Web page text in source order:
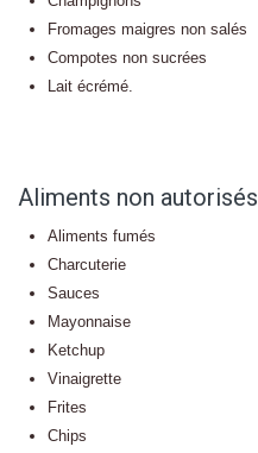
Fromages maigres non salés
Compotes non sucrées
Lait écrémé.
Aliments non autorisés
Aliments fumés
Charcuterie
Sauces
Mayonnaise
Ketchup
Vinaigrette
Frites
Chips